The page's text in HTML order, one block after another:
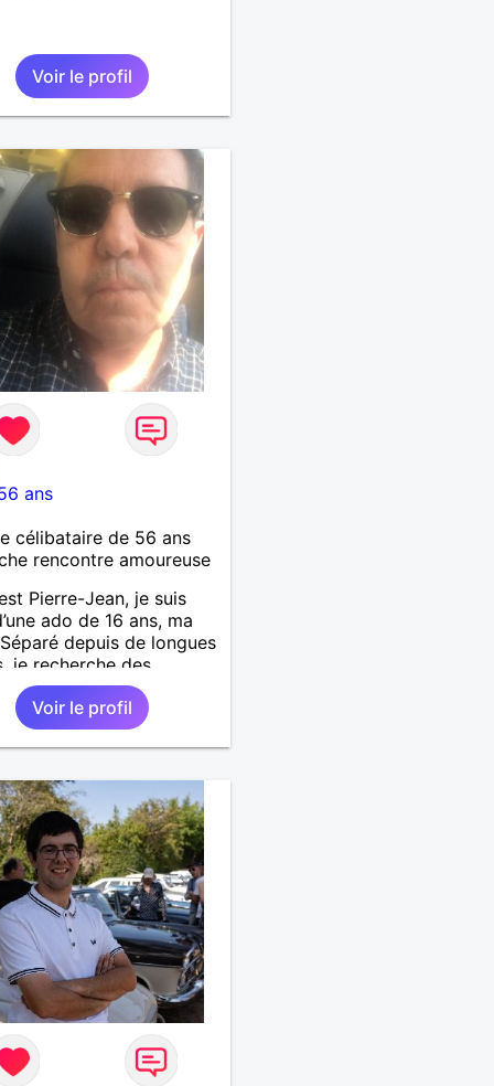
Voir le profil
ans
célibataire de 56 ans
rencontre amoureuse
Pierre-Jean, je suis
ado de 16 ans, ma
depuis de longues
je recherche des
amicales afin de
une solitude parfois
à gérer ainsi que casser
à l’âme. L’amitié reste
peut se décliner en
plus puissants.
fera son œuvre »
Schopenhauer,
allemand que j’adore.
discuter sans pour autant
locace. Je suis bourré
avec très peu de
Je suis altruiste,
empathique,
honnête,
doux de caractère
: je laisse
Voir le profil